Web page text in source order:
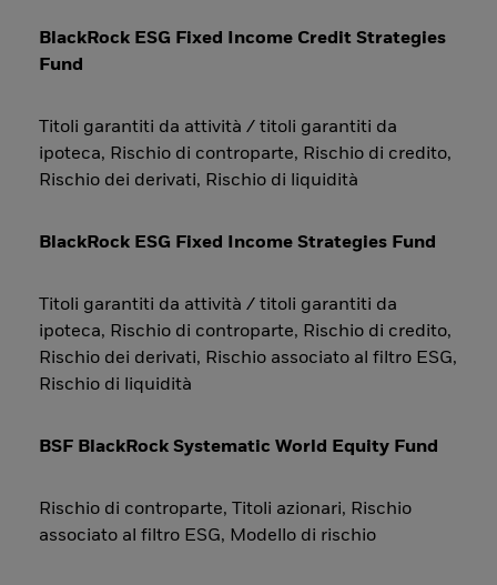
BlackRock ESG Fixed Income Credit Strategies
Fund
Titoli garantiti da attività / titoli garantiti da
ipoteca, Rischio di controparte, Rischio di credito,
Rischio dei derivati, Rischio di liquidità
BlackRock ESG Fixed Income Strategies Fund
Titoli garantiti da attività / titoli garantiti da
ipoteca, Rischio di controparte, Rischio di credito,
Rischio dei derivati, Rischio associato al filtro ESG,
Rischio di liquidità
BSF BlackRock Systematic World Equity Fund
Rischio di controparte, Titoli azionari, Rischio
associato al filtro ESG, Modello di rischio